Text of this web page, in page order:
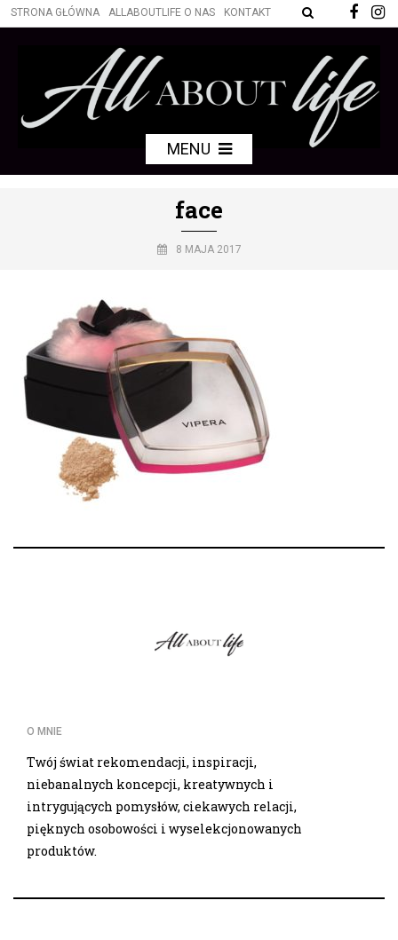
STRONA GŁÓWNA ALLABOUTLIFE O NAS KONTAKT
MENU
face
8 MAJA 2017
O MNIE
Twój świat rekomendacji, inspiracji,
niebanalnych koncepcji, kreatywnych i
intrygujących pomysłów, ciekawych relacji,
pięknych osobowości i wyselekcjonowanych
produktów.